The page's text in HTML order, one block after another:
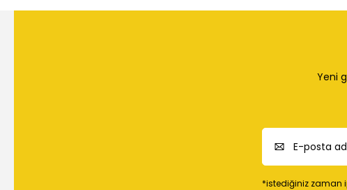
Görüş ve önerileriniz için teşekkür ederiz.
Yeni
*istediğiniz zaman